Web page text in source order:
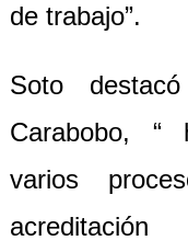
de trabajo”.
Soto
Carabobo, “
varios